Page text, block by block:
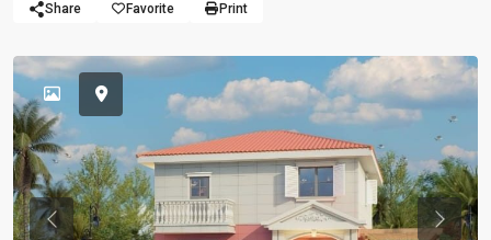
Share Favorite Print
Previous